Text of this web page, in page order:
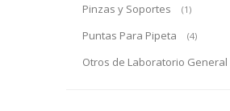
Pinzas y Soportes 1producto
Puntas Para Pipeta 4producto
Otros de Laboratorio General